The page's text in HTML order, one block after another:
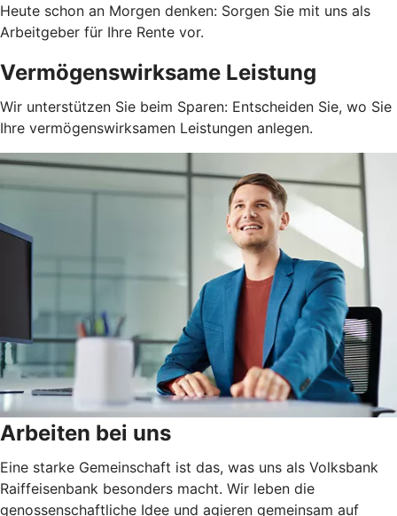
Heute schon an Morgen denken: Sorgen Sie mit uns als
Arbeitgeber für Ihre Rente vor.
Vermögenswirksame Leistung
Wir unterstützen Sie beim Sparen: Entscheiden Sie, wo Sie
Ihre vermögenswirksamen Leistungen anlegen.
Arbeiten bei uns
Eine starke Gemeinschaft ist das, was uns als Volksbank
Raiffeisenbank besonders macht. Wir leben die
genossenschaftliche Idee und agieren gemeinsam auf